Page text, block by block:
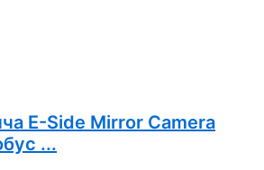
E-Side Mirror Camera
...